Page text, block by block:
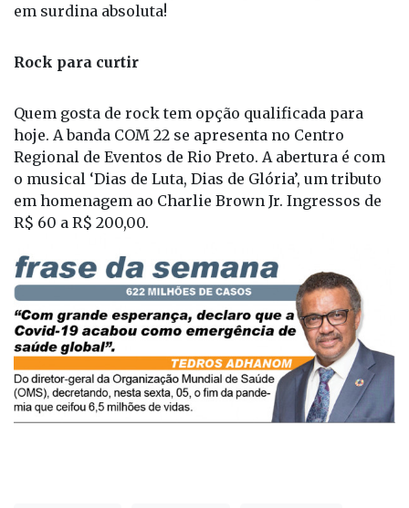
em surdina absoluta!
Rock para curtir
Quem gosta de rock tem opção qualificada para
hoje. A banda COM 22 se apresenta no Centro
Regional de Eventos de Rio Preto. A abertura é com
o musical ‘Dias de Luta, Dias de Glória’, um tributo
em homenagem ao Charlie Brown Jr. Ingressos de
R$ 60 a R$ 200,00.